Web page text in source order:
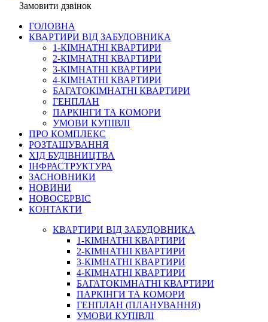
Замовити дзвінок
ГОЛОВНА
КВАРТИРИ ВІД ЗАБУДОВНИКА
1-КІМНАТНІ КВАРТИРИ
2-КІМНАТНІ КВАРТИРИ
3-КІМНАТНІ КВАРТИРИ
4-КІМНАТНІ КВАРТИРИ
БАГАТОКІМНАТНІ КВАРТИРИ
ГЕНПЛАН
ПАРКІНГИ ТА КОМОРИ
УМОВИ КУПІВЛІ
ПРО КОМПЛЕКС
РОЗТАШУВАННЯ
ХІД БУДІВНИЦТВА
ІНФРАСТРУКТУРА
ЗАСНОВНИКИ
НОВИНИ
НОВОСЕРВІС
КОНТАКТИ
КВАРТИРИ ВІД ЗАБУДОВНИКА
1-КІМНАТНІ КВАРТИРИ
2-КІМНАТНІ КВАРТИРИ
3-КІМНАТНІ КВАРТИРИ
4-КІМНАТНІ КВАРТИРИ
БАГАТОКІМНАТНІ КВАРТИРИ
ПАРКІНГИ ТА КОМОРИ
ГЕНПЛАН (ПЛАНУВАННЯ)
УМОВИ КУПІВЛІ